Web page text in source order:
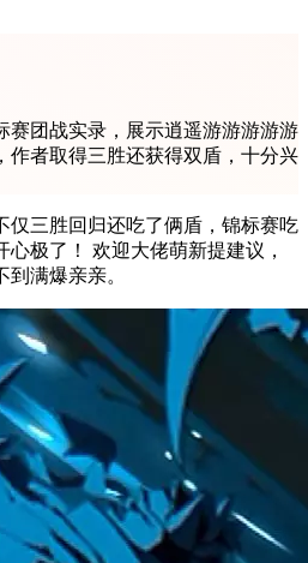
赛团战实录，展示逍遥游游游游游
作者取得三胜还获得双盾，十分兴
仅三胜回归还吃了俩盾，锦标赛吃
极了！ 欢迎大佬萌新提建议，
满爆亲亲。